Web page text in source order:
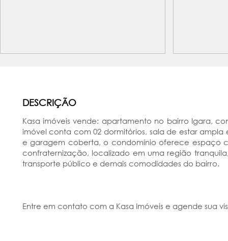
DESCRIÇÃO
Kasa imóveis vende: apartamento no bairro Igara,
imóvel conta com 02 dormitórios, sala de estar
e garagem coberta, o condomínio oferece espaço
confraternização, localizado em uma região
transporte público e demais comodidades do bairro.
Entre em contato com a Kasa Imóveis e agende sua